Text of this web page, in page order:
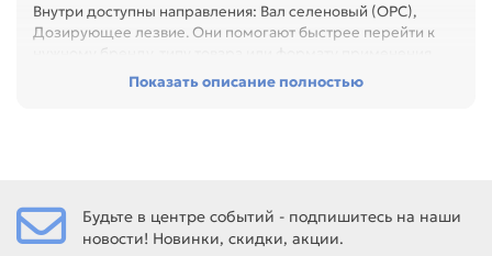
Внутри доступны направления: Вал селеновый (OPC),
Дозирующее лезвие. Они помогают быстрее перейти к
нужному бренду, типу товара или формату применения.
Перед покупкой проверьте модель устройства, код
Фотобарабан для EPSON 1100, Фотобарабан для EPSON
900/1900, Дозирующее лезвие для EPSON EPL-6200/
Показать описание полностью
Будьте в центре событий - подпишитесь на наши
новости! Новинки, скидки, акции.